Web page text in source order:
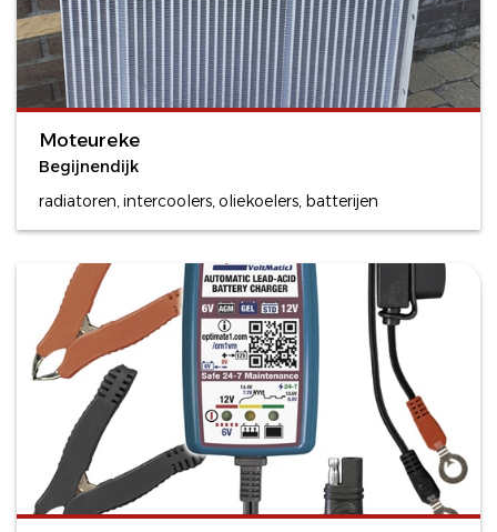
Moteureke
Begijnendijk
radiatoren, intercoolers, oliekoelers, batterijen